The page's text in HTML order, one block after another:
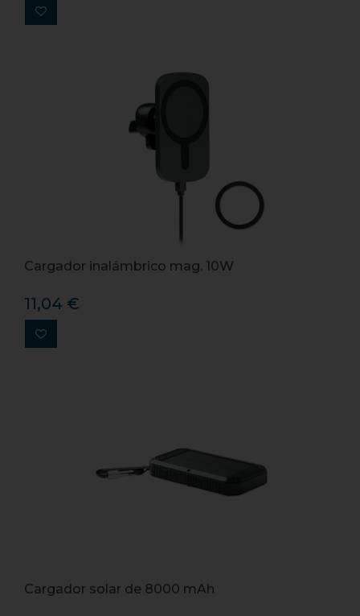
Cargador inalámbrico mag. 10W
11,04 €
Cargador solar de 8000 mAh